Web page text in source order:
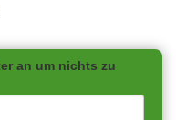
an um nichts zu